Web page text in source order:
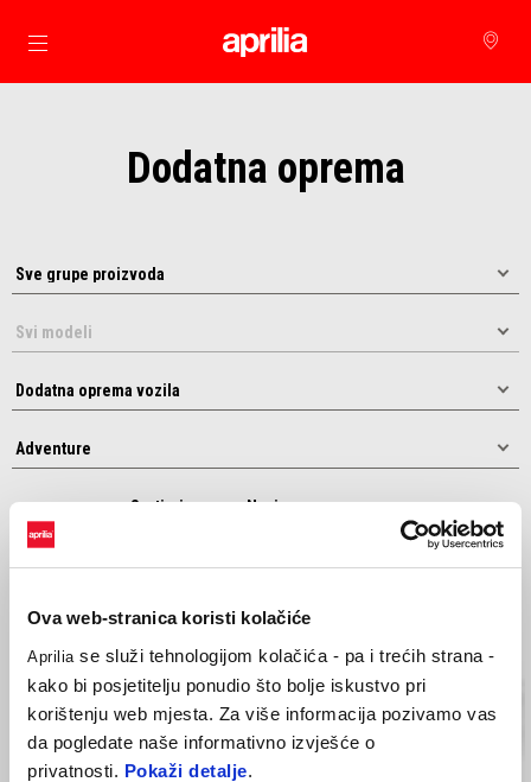
Ova web-stranica koristi kolačiće
Aprilia se služi tehnologijom kolačića - pa i trećih strana -
kako bi posjetitelju ponudio što bolje iskustvo pri
korištenju web mjesta. Za više informacija pozivamo vas
da pogledate naše informativno izvješće o
privatnosti. Pokaži detalje.
Idi na glavni izbornik
Dodatna oprema
Sortiraj prema: